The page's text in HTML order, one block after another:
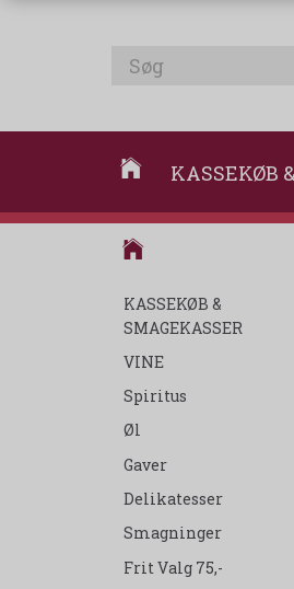
KASSEKØB
KASSEKØB &
SMAGEKASSER
VINE
Spiritus
Øl
Gaver
Delikatesser
Smagninger
Frit Valg 75,-